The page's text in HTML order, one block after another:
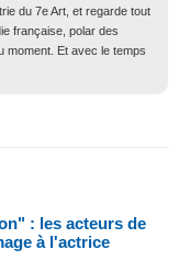
du 7e Art, et regarde tout
française, polar des
moment. Et avec le temps
: les acteurs de
à l'actrice